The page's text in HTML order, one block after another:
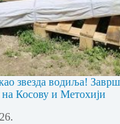
звезда водиља!
Косову и Метохији